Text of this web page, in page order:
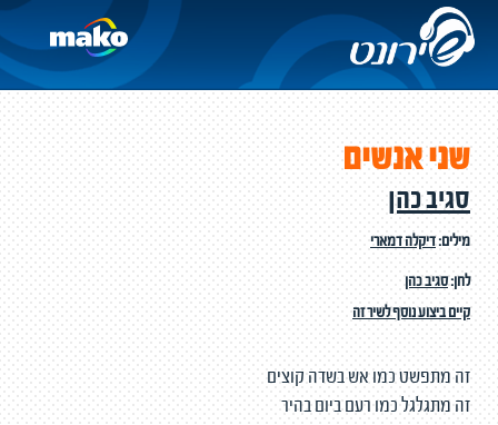
שני אנשים
סגיב כהן
מילים:דיקלה דמארי
לחן:סגיב כהן
קיים ביצוע נוסף לשיר זה
זה מתפשט כמו אש בשדה קוצים
זה מתגלגל כמו רעם ביום בהיר